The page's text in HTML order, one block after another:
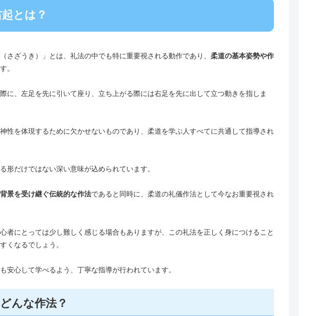
とは？
さざうき）」とは、礼法の中でも特に重要視される動作であり、 柔道の基本姿勢や作
。
に、左足を先に引いて座り、立ち上がる際には右足を先に出して立つ動きを指しま
性を体現するために欠かせないものであり、柔道を学ぶ人すべてに共通して指導され
形だけではない深い意味が込められています。
景を受け継ぐ伝統的な作法であると同時に、柔道の礼儀作法として今なお重要視され
者にとっては少し難しく感じる場合もありますが、この礼法を正しく身につけること
くなるでしょう。
安心して学べるよう、丁寧な指導が行われています。
んな作法？